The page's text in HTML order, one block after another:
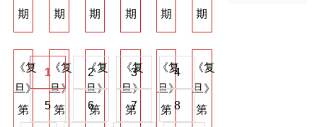
期
期
期
期
期
期
《复
旦》
第
《复
旦》
第
《复
旦》
第
《复
旦》
第
《复
旦》
第
《复
旦》
第
1 2 3 4
5 6 7 8